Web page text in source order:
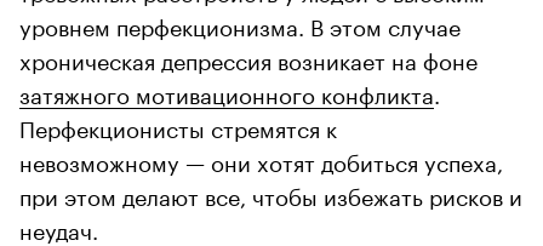
уровнем перфекционизма. В этом случае
хроническая депрессия возникает на фоне
затяжного мотивационного конфликта
Перфекционисты стремятся к
невозможному — они хотят добиться успеха,
при этом делают все, чтобы избежать рисков и
неудач.